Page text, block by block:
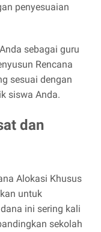
penyesuaian
sebagai guru
Rencana
sesuai dengan
siswa Anda.
dan
Alokasi Khusus
untuk
ini sering kali
sekolah